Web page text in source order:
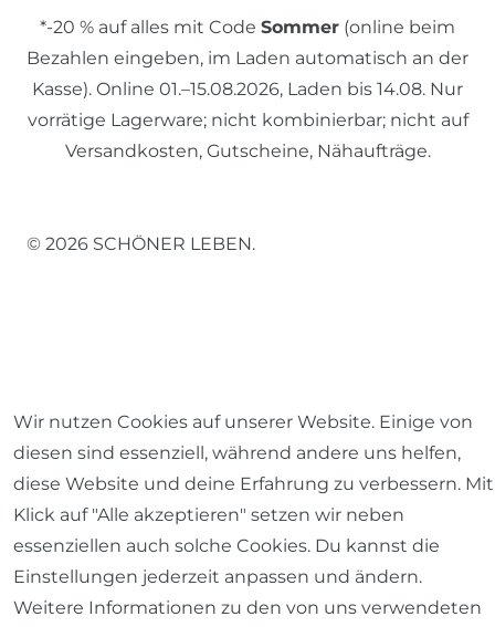
*-20 % auf alles mit Code Sommer (online beim
Bezahlen eingeben, im Laden automatisch an der
Kasse). Online 01.–15.08.2026, Laden bis 14.08. Nur
vorrätige Lagerware; nicht kombinierbar; nicht auf
Versandkosten, Gutscheine, Nähaufträge.
© 2026 SCHÖNER LEBEN.
Barrierefreiheitserklärung Widerrufs­recht
Wir nutzen Cookies auf unserer Website. Einige von
diesen sind essenziell, während andere uns helfen,
diese Website und deine Erfahrung zu verbessern. Mit
Klick auf "Alle akzeptieren" setzen wir neben
essenziellen auch solche Cookies. Du kannst die
Einstellungen jederzeit anpassen und ändern.
Weitere Informationen zu den von uns verwendeten